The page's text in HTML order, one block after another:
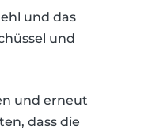
und das
und
und erneut
dass die